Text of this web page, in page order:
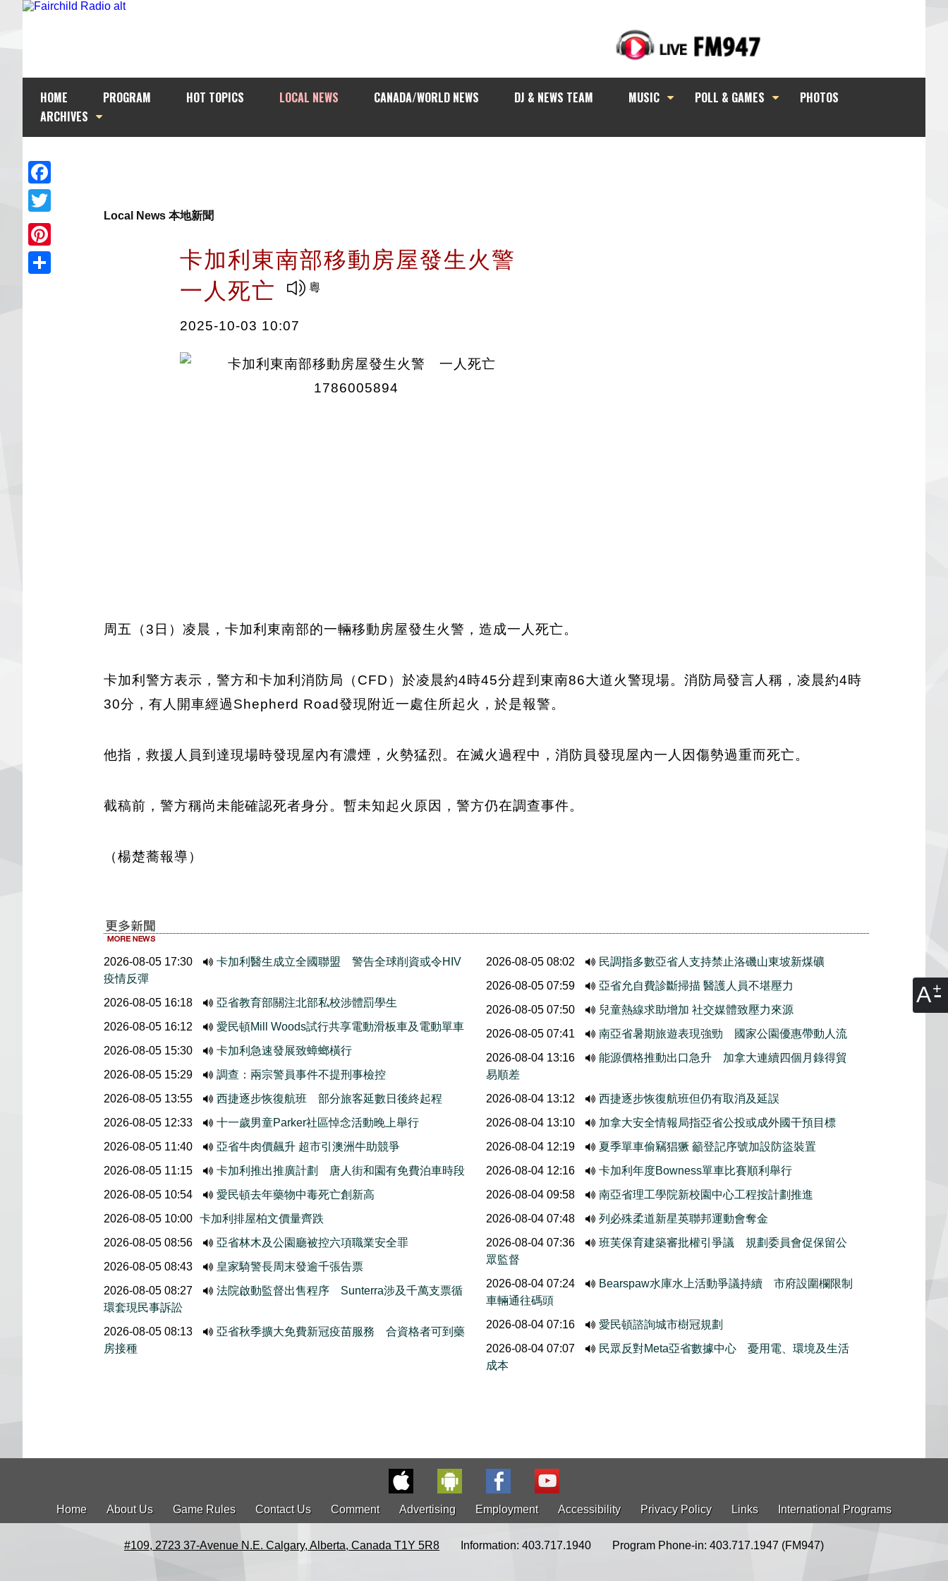
A
HOME PROGRAM HOT TOPICS LOCAL NEWS CANADA/WORLD NEWS DJ & NEWS TEAM MUSIC POLL & GAMES
PHOTOS
ARCHIVES
Facebook
Twitter
Pinterest
Local News 本地新聞
卡加利東南部移動房屋發生火警
一人死亡
2025-10-03 10:07
周五（3日）凌晨，卡加利東南部的一輛移動房屋發生火警，造成一人死亡。
卡加利警方表示，警方和卡加利消防局（CFD）於凌晨約4時45分趕到東南86大道火警現場。消防局發言人稱，凌晨約4時
30分，有人開車經過Shepherd Road發現附近一處住所起火，於是報警。
他指，救援人員到達現場時發現屋內有濃煙，火勢猛烈。在滅火過程中，消防員發現屋內一人因傷勢過重而死亡。
截稿前，警方稱尚未能確認死者身分。暫未知起火原因，警方仍在調查事件。
（楊楚蕎報導）
2026-08-05 17:30
卡加利醫生成立全國聯盟 警告全球削資或令HIV
疫情反彈
2026-08-05 16:18
亞省教育部關注北部私校涉體罰學生
2026-08-05 16:12
愛民頓Mill Woods試行共享電動滑板車及電動單車
2026-08-05 15:30
卡加利急速發展致蟑螂橫行
2026-08-05 15:29
調查：兩宗警員事件不提刑事檢控
2026-08-05 13:55
西捷逐步恢復航班 部分旅客延數日後終起程
2026-08-05 12:33
十一歲男童Parker社區悼念活動晚上舉行
2026-08-05 11:40
亞省牛肉價飆升 超市引澳洲牛助競爭
2026-08-05 11:15
卡加利推出推廣計劃 唐人街和園有免費泊車時段
2026-08-05 10:54
愛民頓去年藥物中毒死亡創新高
2026-08-05 10:00 卡加利排屋柏文價量齊跌
2026-08-05 08:56
亞省林木及公園廳被控六項職業安全罪
2026-08-05 08:43
皇家騎警長周末發逾千張告票
2026-08-05 08:27
法院啟動監督出售程序 Sunterra涉及千萬支票循
環套現民事訴訟
2026-08-05 08:13
亞省秋季擴大免費新冠疫苗服務 合資格者可到藥
房接種
2026-08-05 08:02
民調指多數亞省人支持禁止洛磯山東坡新煤礦
2026-08-05 07:59
亞省允自費診斷掃描 醫護人員不堪壓力
2026-08-05 07:50
兒童熱線求助增加 社交媒體致壓力來源
2026-08-05 07:41
南亞省暑期旅遊表現強勁 國家公園優惠帶動人流
2026-08-04 13:16
能源價格推動出口急升 加拿大連續四個月錄得貿
易順差
2026-08-04 13:12
西捷逐步恢復航班但仍有取消及延誤
2026-08-04 13:10
加拿大安全情報局指亞省公投或成外國干預目標
2026-08-04 12:19
夏季單車偷竊猖獗 籲登記序號加設防盜裝置
2026-08-04 12:16
卡加利年度Bowness單車比賽順利舉行
2026-08-04 09:58
南亞省理工學院新校園中心工程按計劃推進
2026-08-04 07:48
列必殊柔道新星英聯邦運動會奪金
2026-08-04 07:36
班芙保育建築審批權引爭議 規劃委員會促保留公
眾監督
2026-08-04 07:24
Bearspaw水庫水上活動爭議持續 市府設圍欄限制
車輛通往碼頭
2026-08-04 07:16
愛民頓諮詢城市樹冠規劃
2026-08-04 07:07
民眾反對Meta亞省數據中心 憂用電、環境及生活
成本
Home About Us Game Rules Contact Us Comment Advertising Employment Accessibility Privacy Policy Links International Programs
#109, 2723 37-Avenue N.E. Calgary, Alberta, Canada T1Y 5R8 Information: 403.717.1940 Program Phone-in: 403.717.1947 (FM947)